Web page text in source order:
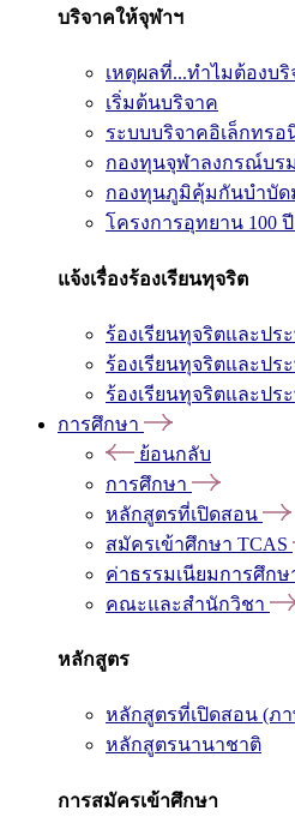
บริจาคให้จุฬาฯ
เหตุผลที่...ทำไมต้องบ
เริ่มต้นบริจาค
ระบบบริจาคอิเล็กทรอ
กองทุนจุฬาลงกรณ์บร
กองทุนภูมิคุ้มกันบำบัด
โครงการอุทยาน 100
แจ้งเรื่องร้องเรียนทุจริต
ร้องเรียนทุจริตและป
ร้องเรียนทุจริตและป
ร้องเรียนทุจริตและป
การศึกษา
ย้อนกลับ
การศึกษา
หลักสูตรที่เปิดสอน
สมัครเข้าศึกษา TCAS
ค่าธรรมเนียมการศึกษ
คณะและสำนักวิชา
หลักสูตร
หลักสูตรที่เปิดสอน (ภ
หลักสูตรนานาชาติ
การสมัครเข้าศึกษา